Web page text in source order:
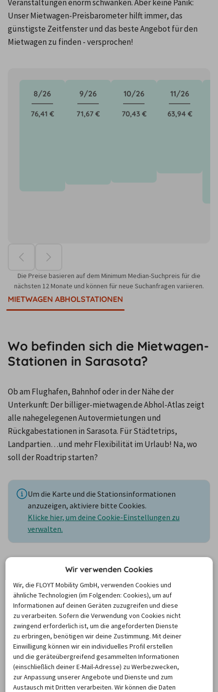
Veranstaltungen enorm schwanken. Aber keine Panik:
Unser Mietwagen-Preisbarometer hilft immer, das
günstigste Zeitfenster und das beste Angebot für den
Mietwagen zu finden - versprochen!
8/26
76,41 €
9/26
71,67 €
10/26
70,43 €
11/26
63,94 €
Die Preise basieren auf dem Minimum Median-Suchpreis für die
nächsten 12 Monate und können für neue Suchanfragen variieren.
MIETWAGEN ABHOLSTATIONEN
Wo befinden sich die Mietwagen-
Stationen in Sarasota?
Ob am Flughafen, Bahnhof oder in der Nähe der
Unterkunft: Der billiger-mietwagen.de Abhol-Atlas zeigt
alle nahegelegenen Autovermietungen und
Rückgabestationen in Sarasota. Für Städtetrips,
Landpartien…und mehr Flexibilität im Urlaub! Na, wo
soll der Roadtrip starten?
Um die Karte und die Stationsinformationen
anzuzeigen, aktiviere bitte Cookies.
Klicke hier, um deine Cookie-Einstellungen zu
verwalten.
Mietwagen Sarasota
Preisvergleich
Sarasota ist ein kleiner Ort im
Bundesstaat Florida in den USA. Der südöstlich gelegene
Bundesstaat ist gemeinhin als der "Sunshine State"
bekannt, denn Sonne, Strand und Meer sind die
Markenzeichen von Florida.
Das warme Wasser am Golf von Mexiko bietet Gelegenheit
Wir verwenden Cookies
Wir, die FLOYT Mobility GmbH, verwenden Cookies und
ähnliche Technologien (im Folgenden: Cookies), um auf
Informationen auf deinen Geräten zuzugreifen und diese
zu verarbeiten. Sofern die Verwendung von Cookies nicht
zwingend erforderlich ist, um die angeforderten Dienste
zu erbringen, benötigen wir deine Zustimmung. Mit deiner
Einwilligung können wir ein individuelles Profil erstellen
und die geräteübergreifend gesammelten Informationen
(einschließlich deiner E-Mail-Adresse) zu Werbezwecken,
zur Anpassung unserer Angebote und Dienste und zum
Austausch mit Dritten verarbeiten. Wir können die Daten